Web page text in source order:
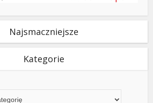
Najsmaczniejsze
Kategorie